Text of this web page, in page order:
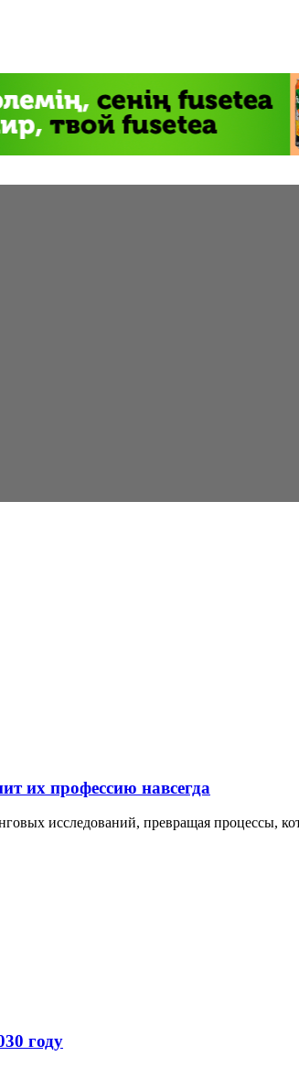
их профессию навсегда
исследований, превращая процессы,
году